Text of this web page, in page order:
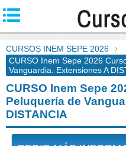
CURSOS INEM SEPE 2026
CURSO Inem Sepe 2026
Vanguardia. Extensiones A
CURSO Inem Sepe
Peluquería de
DISTANCIA